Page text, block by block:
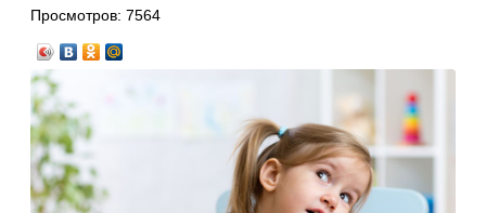
Просмотров: 7564